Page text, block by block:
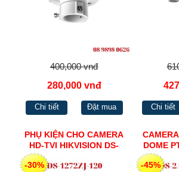
400,000 vnđ
280,000 vnđ
Chi tiết Đặt mua Chi tiết
PHỤ KIỆN CHO CAMERA
HD-TVI HIKVISION DS-
-30%
DOME
-45%